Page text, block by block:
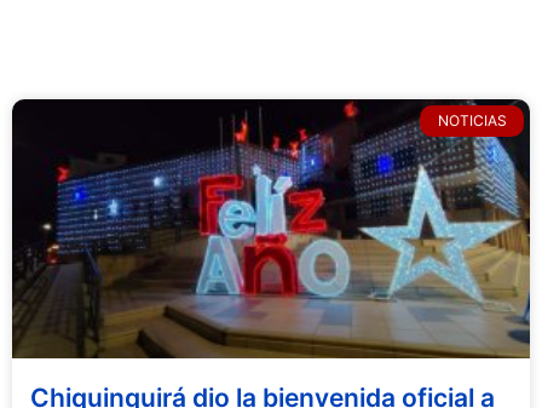
NOTICIAS
Chiquinquirá dio la bienvenida oficial a